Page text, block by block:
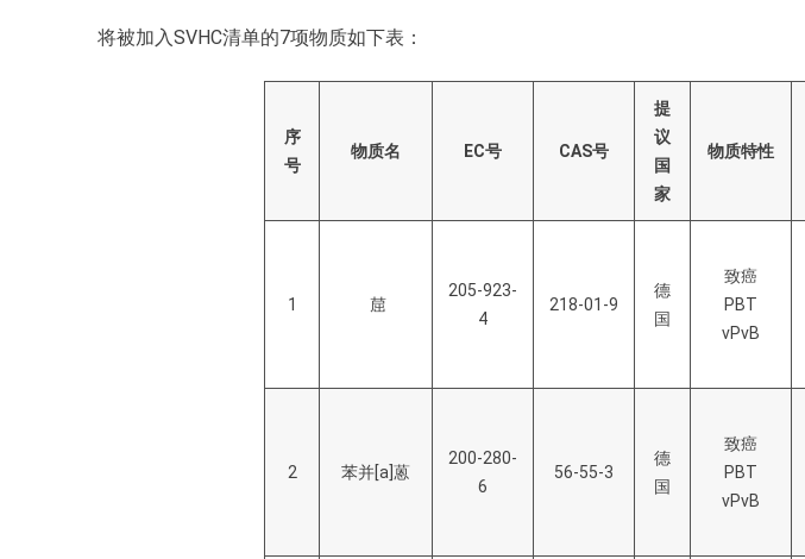
将被加入SVHC清单的7项物质如下表：
序
号
物质名 EC号 CAS号
提
议
国
家
物质特性
1 䓛
205-923-
4
218-01-9
德
国
致癌
PBT
vPvB
2 苯并[a]蒽
200-280-
6
56-55-3
德
国
致癌
PBT
vPvB